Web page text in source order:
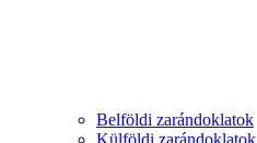
Belföldi zarándoklatok